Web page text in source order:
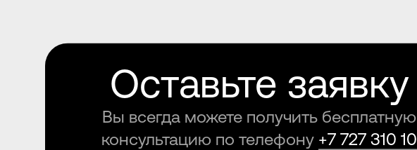
Оставьте заявку
Вы всегда можете получить бесплатную
консультацию по телефону +7 727 310 10